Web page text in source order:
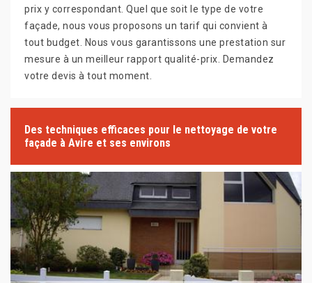
prix y correspondant. Quel que soit le type de votre
façade, nous vous proposons un tarif qui convient à
tout budget. Nous vous garantissons une prestation sur
mesure à un meilleur rapport qualité-prix. Demandez
votre devis à tout moment.
Des techniques efficaces pour le nettoyage de votre
façade à Avire et ses environs